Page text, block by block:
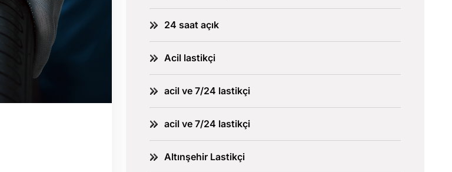
24 saat açık
Acil lastikçi
acil ve 7/24 lastikçi
acil ve 7/24 lastikçi
Altınşehir Lastikçi